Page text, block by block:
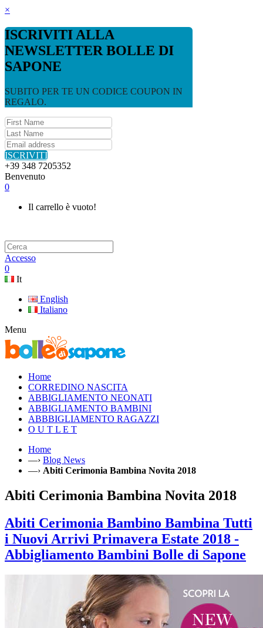
×
ISCRIVITI ALLA
NEWSLETTER BOLLE DI
SAPONE
SUBITO PER TE UN CODICE COUPON IN
REGALO.
ISCRIVITI
+39 348 7205352
Benvenuto
0
Il carrello è vuoto!
Accesso
0
It
English
Italiano
Menu
Home
CORREDINO NASCITA
ABBIGLIAMENTO NEONATI
ABBIGLIAMENTO BAMBINI
ABBBIGLIAMENTO RAGAZZI
O U T L E T
Home
—› Blog News
—› Abiti Cerimonia Bambina Novita 2018
Abiti Cerimonia Bambina Novita 2018
Abiti Cerimonia Bambino Bambina Tutti
i Nuovi Arrivi Primavera Estate 2018 -
Abbigliamento Bambini Bolle di Sapone